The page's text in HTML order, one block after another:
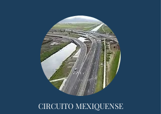
CIRCUITO MEXIQUENSE